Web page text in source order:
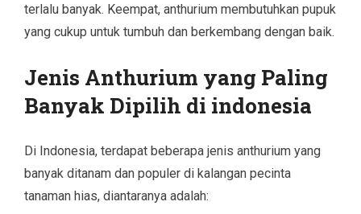
terlalu banyak. Keempat, anthurium membutuhkan pupuk
yang cukup untuk tumbuh dan berkembang dengan baik.
Jenis Anthurium yang Paling
Banyak Dipilih di indonesia
Di Indonesia, terdapat beberapa jenis anthurium yang
banyak ditanam dan populer di kalangan pecinta
tanaman hias, diantaranya adalah: